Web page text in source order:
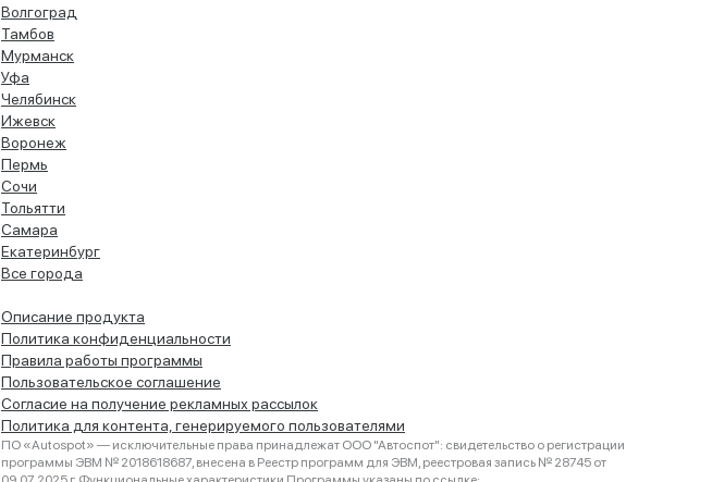
Волгоград
Тамбов
Мурманск
Уфа
Челябинск
Ижевск
Воронеж
Пермь
Сочи
Тольятти
Самара
Екатеринбург
Все города
Описание продукта
Политика конфиденциальности
Правила работы программы
Пользовательское соглашение
Согласие на получение рекламных рассылок
Политика для контента, генерируемого пользователями
ПО «Autospot» — исключительные права принадлежат ООО "Автоспот": свидетельство о регистрации
программы ЭВМ № 2018618687, внесена в Реестр программ для ЭВМ, реестровая запись № 28745 от